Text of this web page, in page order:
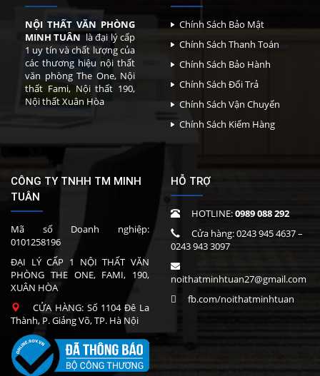
NỘI THẤT VĂN PHÒNG
MINH TUÂN là đại lý cấp
1 uy tín và chất lượng của
các thương hiệu nội thất
văn phòng The One, Nội
thất Fami, Nội thất 190,
Nội thất Xuân Hòa
Chính Sách Bảo Mật
Chính Sách Thanh Toán
Chính Sách Bảo Hành
Chính Sách Đổi Trả
Chính Sách Vận Chuyển
Chính Sách Kiểm Hàng
CÔNG TY TNHH TM MINH
TUÂN
Mã số Doanh nghiệp:
0101258196
ĐẠI LÝ CẤP 1 NỘI THẤT VĂN
PHÒNG THE ONE, FAMI, 190,
XUÂN HÒA
CỬA HÀNG: Số 1104 Đê La
Thành, P. Giảng Võ, TP. Hà Nội
HỖ TRỢ
HOTLINE:0989 088 292
Cửa hàng:0243 945 4637–
0243 943 3097
noithatminhtuan27@gmail.com
fb.com/noithatminhtuan